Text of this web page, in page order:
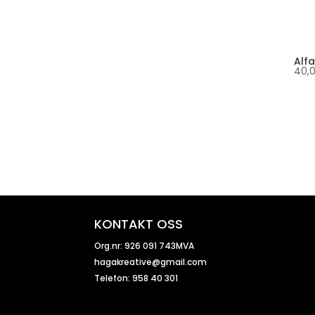
KONTAKT OSS
Org.nr: 926 091 743MVA
hagakreative@gmail.com
Telefon: 958 40 301